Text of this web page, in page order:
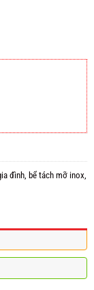
đình bể tách mỡ inox